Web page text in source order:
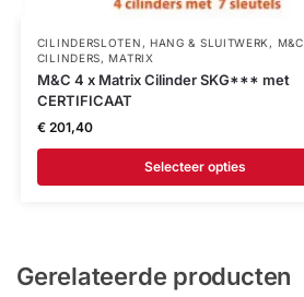
CILINDERSLOTEN , HANG & SLUITWERK , M&C
CILINDERS,MATRIX
M&C 4 x Matrix Cilinder SKG*** met
CERTIFICAAT
€201,40
Selecteer opties
Gerelateerde producten